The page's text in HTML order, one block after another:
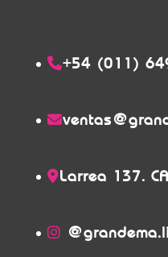
+54 (011)
Larrea 137.